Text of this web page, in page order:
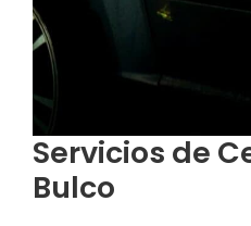
Servicios de
Bulco